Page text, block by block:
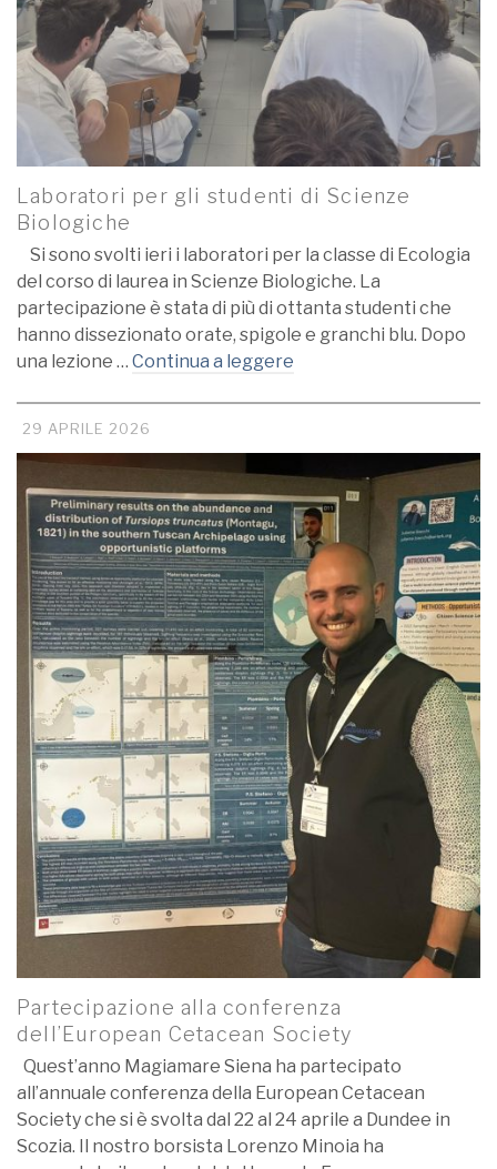
Laboratori per gli studenti di Scienze
Biologiche
Si sono svolti ieri i laboratori per la classe di Ecologia
del corso di laurea in Scienze Biologiche. La
partecipazione è stata di più di ottanta studenti che
hanno dissezionato orate, spigole e granchi blu. Dopo
una lezione … Continua a leggere
29 APRILE 2026
Partecipazione alla conferenza
dell’European Cetacean Society
Quest’anno Magiamare Siena ha partecipato
all’annuale conferenza della European Cetacean
Society che si è svolta dal 22 al 24 aprile a Dundee in
Scozia. Il nostro borsista Lorenzo Minoia ha